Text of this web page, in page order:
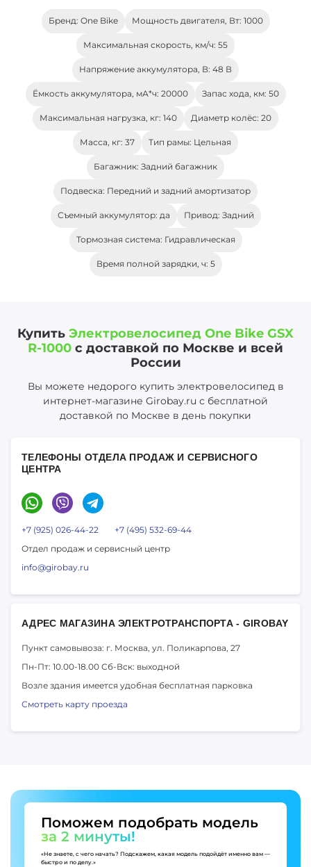
Бренд: One Bike Мощность двигателя, Вт: 1000
Максимальная скорость, км/ч: 55
Напряжение аккумулятора, В: 48 В
Ёмкость аккумулятора, мА*ч: 20000 Запас хода, км: 50
Максимальная нагрузка, кг: 140 Диаметр колёс: 20
Масса, кг: 37 Тип рамы: Цельная
Багажник: Задний багажник
Подвеска: Передний и задний амортизатор
Съемный аккумулятор: да Привод: Задний
Тормозная система: Гидравлическая
Время полной зарядки, ч: 5
Купить Электровелосипед One Bike GSX
R-1000 с доставкой по Москве и всей
России
Вы можете недорого купить электровелосипед в
интернет-магазине Girobay.ru с бесплатной
доставкой по Москве в день покупки
ТЕЛЕФОНЫ ОТДЕЛА ПРОДАЖ И СЕРВИСНОГО
ЦЕНТРА
+7 (925) 026-44-22
+7 (495) 532-69-44
Отдел продаж и сервисный центр
info@girobay.ru
АДРЕС МАГАЗИНА ЭЛЕКТРОТРАНСПОРТА - GIROBAY
Пункт самовывоза: г. Москва, ул. Поликарпова, 27
Пн-Пт: 10.00-18.00 Сб-Вск: выходной
Возле здания имеется удобная бесплатная парковка
Смотреть карту проезда
Поможем подобрать модель
за 2 минуты!
«Не знаете, с чего начать? Подскажем, какая модель подойдёт именно вам —
быстро и по делу.»